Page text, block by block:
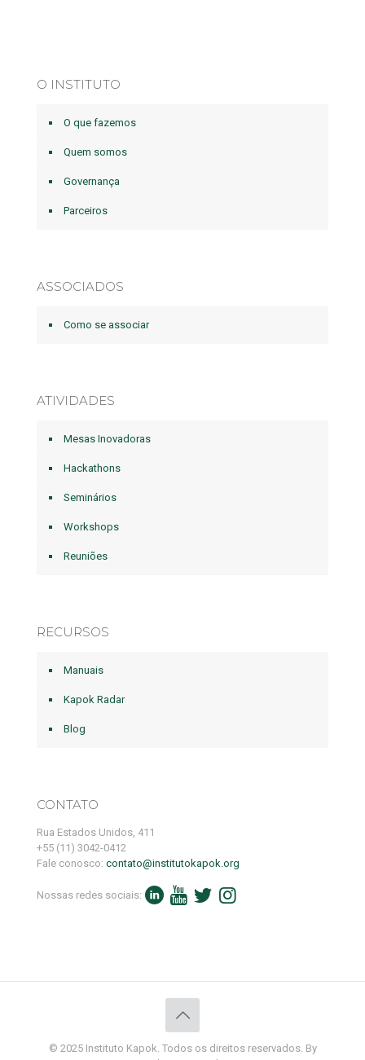
O INSTITUTO
O que fazemos
Quem somos
Governança
Parceiros
ASSOCIADOS
Como se associar
ATIVIDADES
Mesas Inovadoras
Hackathons
Seminários
Workshops
Reuniões
RECURSOS
Manuais
Kapok Radar
Blog
CONTATO
Rua Estados Unidos, 411
+55 (11) 3042-0412
Fale conosco: contato@institutokapok.org
Nossas redes sociais:
© 2025 Instituto Kapok. Todos os direitos reservados. By